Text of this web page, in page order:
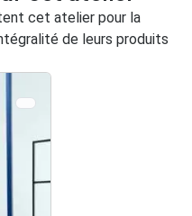
cet atelier pour la
de leurs produits